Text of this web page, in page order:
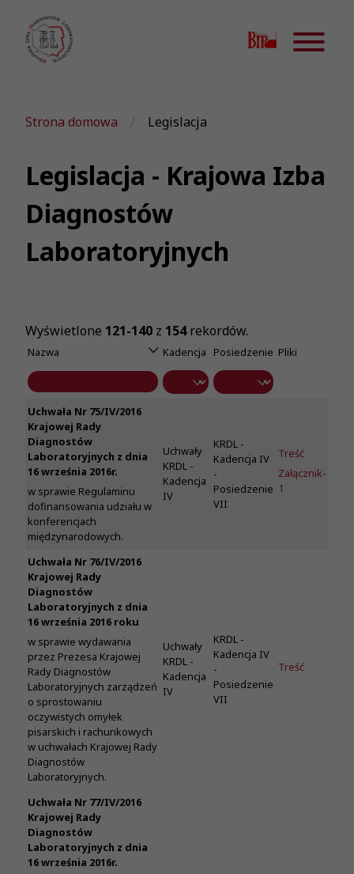
Strona domowa Legislacja
Legislacja - Krajowa Izba
Diagnostów
Laboratoryjnych
Wyświetlone 121-140 z 154rekordów.
Nazwa Kadencja Posiedzenie Pliki
Uchwała Nr 75/IV/2016
Krajowej Rady
Diagnostów
Laboratoryjnych z dnia
16 września 2016r.
w sprawie Regulaminu
dofinansowania udziału w
konferencjach
międzynarodowych.
Uchwały
KRDL -
Kadencja
IV
KRDL -
Kadencja IV
-
Posiedzenie
VII
Treść
Załącznik-
1
Uchwała Nr 76/IV/2016
Krajowej Rady
Diagnostów
Laboratoryjnych z dnia
16 września 2016 roku
w sprawie wydawania
przez Prezesa Krajowej
Rady Diagnostów
Laboratoryjnych zarządzeń
o sprostowaniu
oczywistych omyłek
pisarskich i rachunkowych
w uchwałach Krajowej Rady
Diagnostów
Laboratoryjnych.
Uchwały
KRDL -
Kadencja
IV
KRDL -
Kadencja IV
-
Posiedzenie
VII
Treść
Uchwała Nr 77/IV/2016
Krajowej Rady
Diagnostów
Laboratoryjnych z dnia
16 września 2016r.